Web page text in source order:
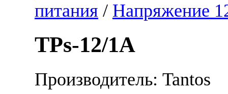
питания / Напряжение
TPs-12/1А
Производитель: Tantos